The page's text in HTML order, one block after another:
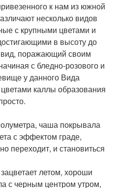
к нам из южной
несколько видов
с крупными цветами и
в высоту до
вид, поражающий своим
с бледно-розового и
у данного Вида
каллы образования
чаша покрывала
с эффектом граде,
переходит, и становиться
летом, хороши
с черным центром утром,